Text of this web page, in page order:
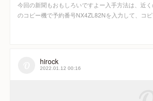
今回の新聞もおもしろいですよー入手方法は、近
のコピー機で予約番号NX4ZL82Nを入力して、コ
2022.01.12 00:16
hirock